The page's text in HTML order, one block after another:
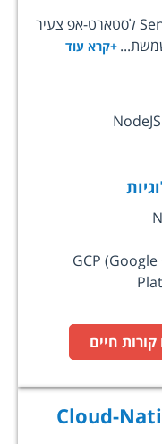
מחפשים Senior Full stack Engineer לסטארט-אפ צעיר
+קרא עוד
GCP
חיים
Cloud-